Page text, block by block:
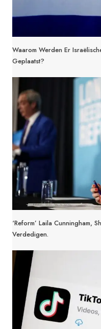
Waarom Werden Er
Geplaatst?
‘Reform’ Laila Cunningham,
Verdedigen.